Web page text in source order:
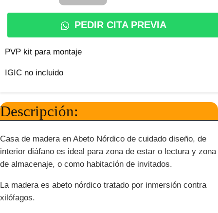
Descripción:
Casa de madera en Abeto Nórdico de cuidado diseño, de
interior diáfano es ideal para zona de estar o lectura y zona
de almacenaje, o como habitación de invitados.
La madera es abeto nórdico tratado por inmersión contra
xilófagos.
PEDIR CITA PREVIA
PVP kit para montaje
IGIC no incluido